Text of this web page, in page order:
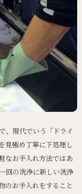
、現代でいう「ドライ
見極め丁寧に下処理し
なお手入れ方法ではあ
回の洗浄に新しい洗浄
のお手入れをすること